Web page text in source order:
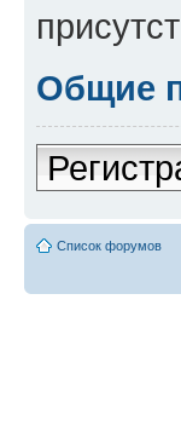
Общие
Список форумов